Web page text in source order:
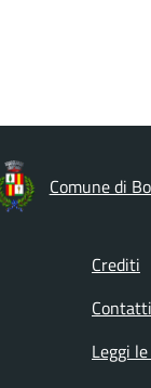
Comune di
Crediti
Contatti
Leggi le